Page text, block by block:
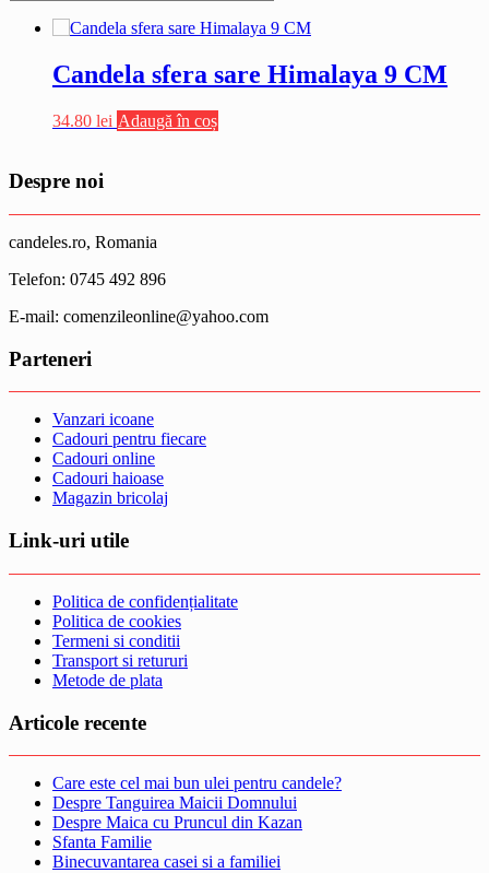
Candela sfera sare Himalaya 9 CM
34.80 lei Adaugă în coș
Despre noi
candeles.ro, Romania
Telefon: 0745 492 896
E-mail: comenzileonline@yahoo.com
Parteneri
Vanzari icoane
Cadouri pentru fiecare
Cadouri online
Cadouri haioase
Magazin bricolaj
Link-uri utile
Politica de confidențialitate
Politica de cookies
Termeni si conditii
Transport si retururi
Metode de plata
Articole recente
Care este cel mai bun ulei pentru candele?
Despre Tanguirea Maicii Domnului
Despre Maica cu Pruncul din Kazan
Sfanta Familie
Binecuvantarea casei si a familiei